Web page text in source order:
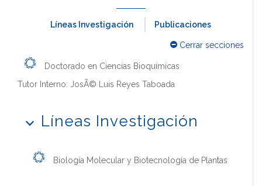
Líneas Investigación Publicaciones
Cerrar secciones
Doctorado en Ciencias Bioquímicas
Tutor Interno: JosÃ© Luis Reyes Taboada
Líneas Investigación
Biología Molecular y Biotecnología de Plantas